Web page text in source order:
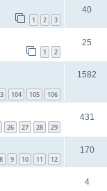
1 2 3
40
1 2
25
104 105 106
1582
26 27 28 29
431
8 9 10 11 12
170
4